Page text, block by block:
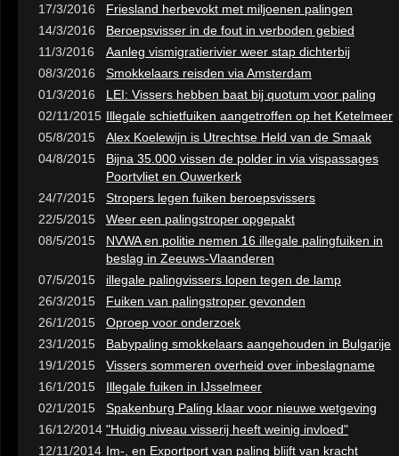
17/3/2016
Friesland herbevokt met miljoenen palingen
14/3/2016
Beroepsvisser in de fout in verboden gebied
11/3/2016
Aanleg vismigratierivier weer stap dichterbij
08/3/2016
Smokkelaars reisden via Amsterdam
01/3/2016
LEI: Vissers hebben baat bij quotum voor paling
02/11/2015 Illegale schietfuiken aangetroffen op het Ketelmeer
05/8/2015
Alex Koelewijn is Utrechtse Held van de Smaak
04/8/2015
Bijna 35.000 vissen de polder in via vispassages
Poortvliet en Ouwerkerk
24/7/2015
Stropers legen fuiken beroepsvissers
22/5/2015
Weer een palingstroper opgepakt
08/5/2015
NVWA en politie nemen 16 illegale palingfuiken in
beslag in Zeeuws-Vlaanderen
07/5/2015
illegale palingvissers lopen tegen de lamp
26/3/2015
Fuiken van palingstroper gevonden
26/1/2015
Oproep voor onderzoek
23/1/2015
Babypaling smokkelaars aangehouden in Bulgarije
19/1/2015
Vissers sommeren overheid over inbeslagname
16/1/2015
Illegale fuiken in IJsselmeer
02/1/2015
Spakenburg Paling klaar voor nieuwe wetgeving
16/12/2014 "Huidig niveau visserij heeft weinig invloed"
12/11/2014 Im-, en Exportport van paling blijft van kracht